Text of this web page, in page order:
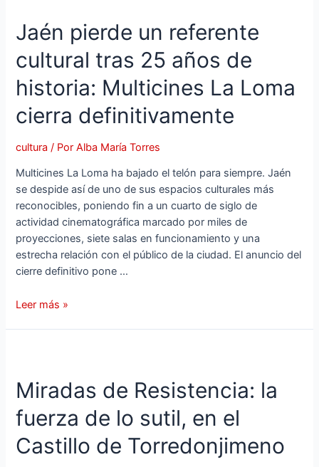
Jaén pierde un referente
cultural tras 25 años de
historia: Multicines La Loma
cierra definitivamente
cultura / PorAlba María Torres
Multicines La Loma ha bajado el telón para siempre. Jaén
se despide así de uno de sus espacios culturales más
reconocibles, poniendo fin a un cuarto de siglo de
actividad cinematográfica marcado por miles de
proyecciones, siete salas en funcionamiento y una
estrecha relación con el público de la ciudad. El anuncio del
cierre definitivo pone …
Leer más »
Miradas de Resistencia: la
fuerza de lo sutil, en el
Castillo de Torredonjimeno